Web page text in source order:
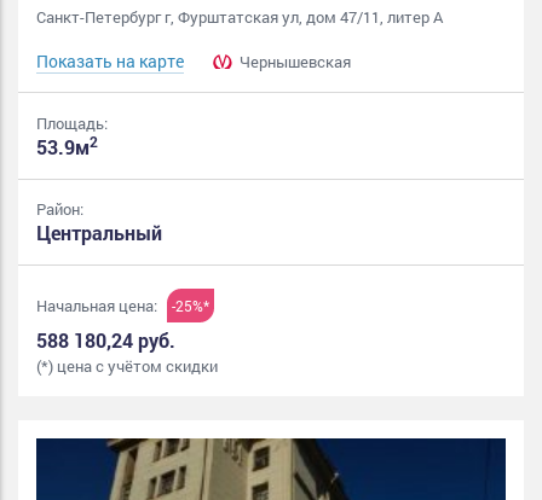
Санкт-Петербург г, Фурштатская ул, дом 47/11, литер А
Показать на карте Чернышевская
Площадь:
53.9м2
Район:
Центральный
Начальная цена: -25%*
588 180,24 руб.
(*) цена с учётом скидки